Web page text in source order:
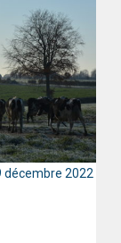
décembre 2022